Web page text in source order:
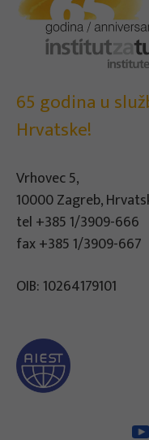
65 godina u
Hrvatske!
Vrhovec 5,
10000 Zagreb,
tel +385 1/3909-666
fax +385 1/3909-667
OIB: 10264179101